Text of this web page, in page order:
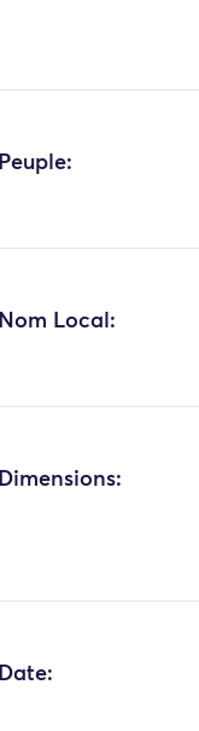
Peuple:
Nom Local:
Dimensions:
Date: